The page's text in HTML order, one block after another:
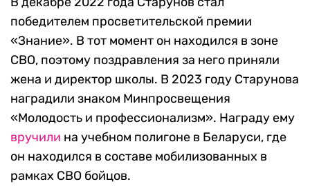
победителем просветительской премии
«Знание». В тот момент он находился в зоне
СВО, поэтому поздравления за него приняли
жена и директор школы. В 2023 году Старунова
наградили знаком Минпросвещения
«Молодость и профессионализм». Награду ему
вручили на учебном полигоне в Беларуси, где
он находился в составе мобилизованных в
рамках СВО бойцов.